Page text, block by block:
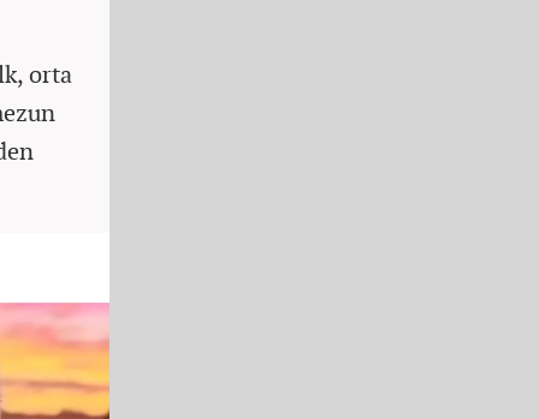
orta